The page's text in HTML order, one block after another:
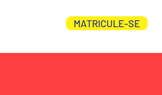
MATRICULE-SE